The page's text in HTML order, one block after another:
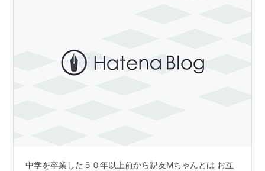
中学を卒業した５０年以上前から親友Mちゃんとは お互